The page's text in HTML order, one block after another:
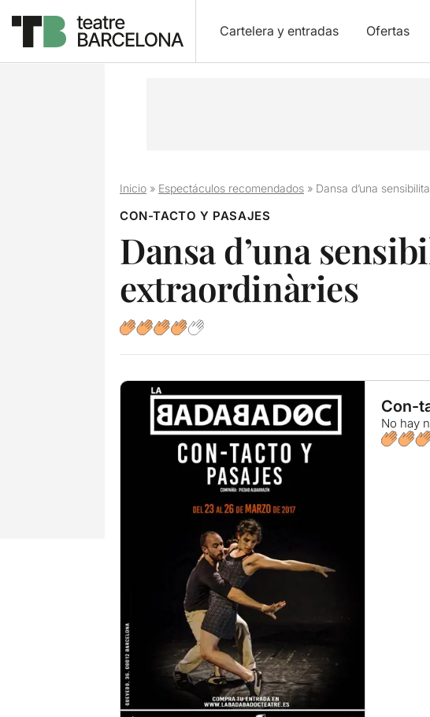
Cartelera y entradas Ofertas
Inicio» Espectáculos recomendados» Dansa d’una
CON-TACTO Y PASAJES
Dansa d’una
extraordinàries
Con-
No hay